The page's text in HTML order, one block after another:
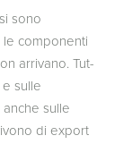
sono
componenti
arrivano. Tut-
sulle
sulle
di export